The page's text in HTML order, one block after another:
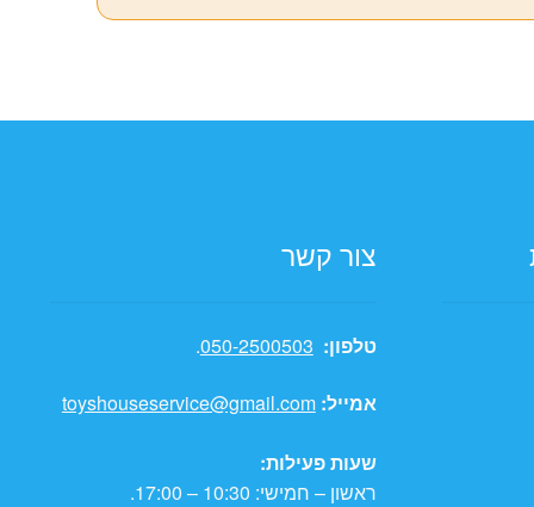
צור קשר
טלפון: 050-2500503
.
אמייל: toyshouseservice@gmail.com
שעות פעילות:
ראשון – חמישי: 10:30 – 17:00.